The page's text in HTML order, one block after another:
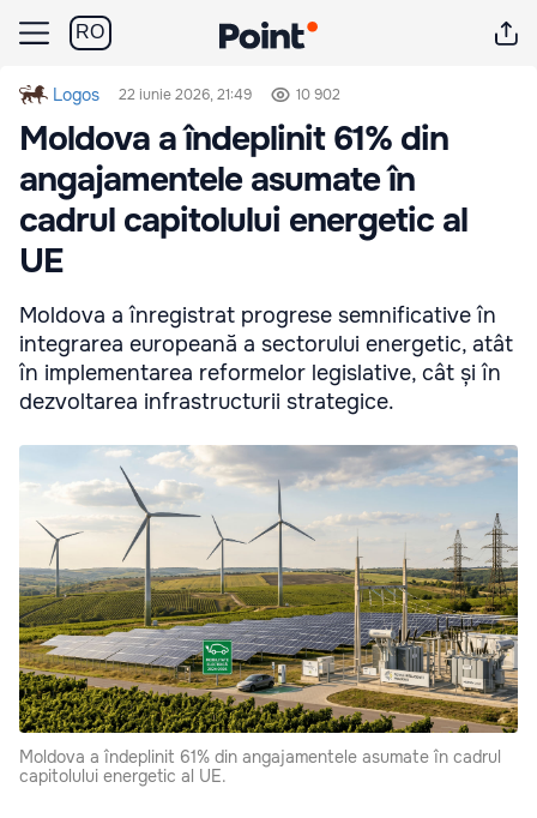
RO
Logos 22 iunie 2026, 21:49 10 902
Moldova a îndeplinit 61% din
angajamentele asumate în
cadrul capitolului energetic al
UE
Moldova a înregistrat progrese semnificative în
integrarea europeană a sectorului energetic, atât
în implementarea reformelor legislative, cât și în
dezvoltarea infrastructurii strategice.
Moldova a îndeplinit 61% din angajamentele asumate în cadrul
capitolului energetic al UE.